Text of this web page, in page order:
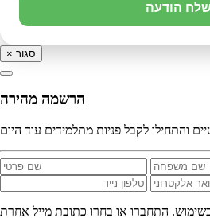
הודעה
× סגור
הרשמה מהירה
בשימוש. התחברו או בחרו כתובת מייל אחרת